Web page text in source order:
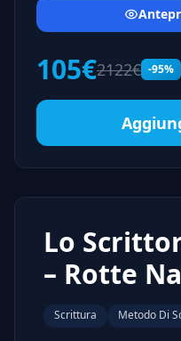
105€2122€ -95%
Lo
– Rotte
Scrittura Metodo Di